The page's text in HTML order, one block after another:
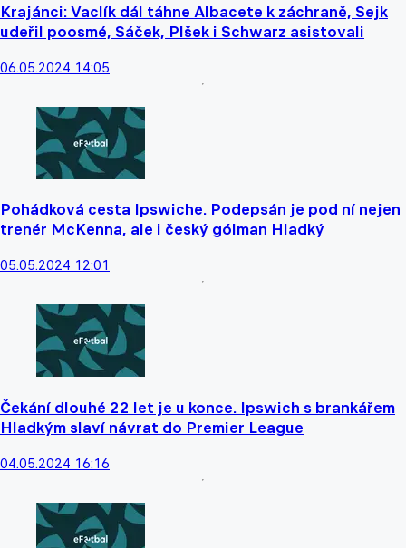
Krajánci: Vaclík dál táhne Albacete k záchraně, Sejk
udeřil poosmé, Sáček, Plšek i Schwarz asistovali
06.05.2024 14:05
Pohádková cesta Ipswiche. Podepsán je pod ní nejen
trenér McKenna, ale i český gólman Hladký
05.05.2024 12:01
Čekání dlouhé 22 let je u konce. Ipswich s brankářem
Hladkým slaví návrat do Premier League
04.05.2024 16:16